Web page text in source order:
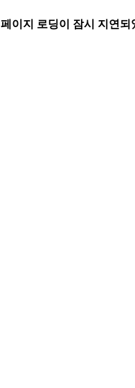
페이지 로딩이 잠시 지연